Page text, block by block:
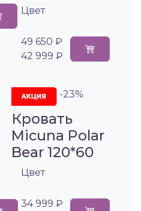
Цвет
49 650 ₽
42 999 ₽
-23%
Кровать
Micuna Polar
Bear 120*60
Цвет
34 999 ₽